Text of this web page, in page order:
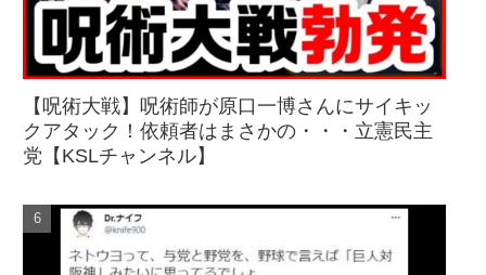
【呪術大戦】呪術師が原口一博さんにサイキッ
クアタック！依頼者はまさかの・・・立憲民主
党【KSLチャンネル】